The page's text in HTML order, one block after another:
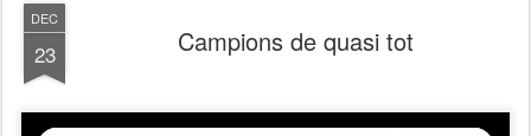
DEC
23 Campions de quasi tot